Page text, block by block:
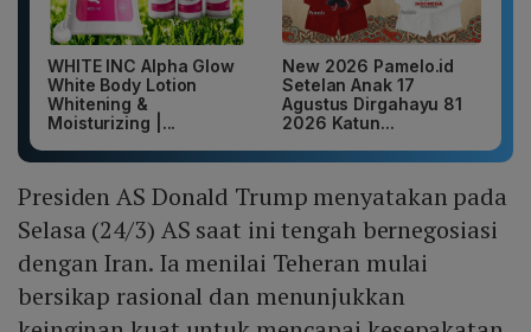
WHITE INC Alpha Glow
White Body Lotion
Whitening &
Moisturizing |...
New 2026 Pamelo.id
Setelan Anak 17
Agustus Dirgahayu 81
2026 Katun...
Presiden AS Donald Trump menyatakan pada
Selasa (24/3) AS saat ini tengah bernegosiasi
dengan Iran. Ia menilai Teheran mulai
bersikap rasional dan menunjukkan